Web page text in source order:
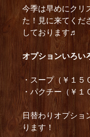
今季は早めにクリ
た！見に来てくだ
しております♬
オプショ ンいろい
・スープ（￥１５
・パクチー（￥１
日替わりオプショ
ります！